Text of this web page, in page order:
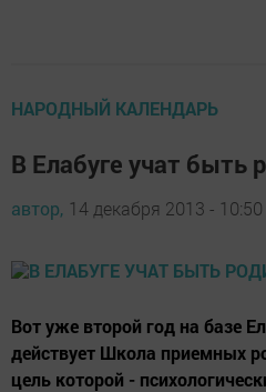
НАРОДНЫЙ КАЛЕНДАРЬ
В Елабуге учат быть
автор, 14 декабря 2013 - 10:50
Вот уже второй год на базе
действует Школа приемных
цель которой -